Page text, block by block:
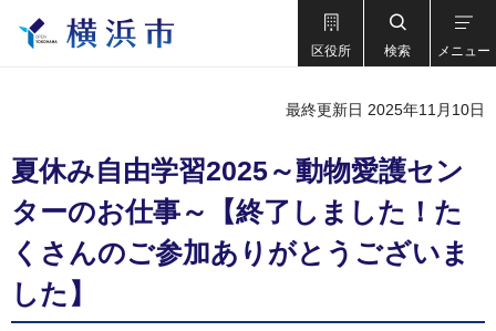
区役所 検索 メニュー
最終更新日 2025年11月10日
夏休み自由学習2025～動物愛護セン
ターのお仕事～【終了しました！た
くさんのご参加ありがとうございま
した】